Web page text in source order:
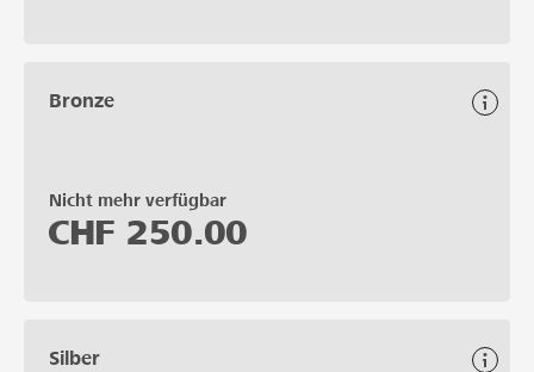
Bronze
Nicht mehr verfügbar
CHF 250.00
Silber